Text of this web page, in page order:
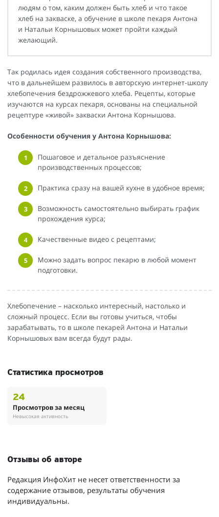
людям о том, каким должен быть хлеб и что такое
хлеб на закваске, а обучение в школе пекаря Антона
и Натальи Корнышовых может пройти каждый
желающий.
Так родилась идея создания собственного производства,
что в дальнейшем развилось в авторскую интернет-школу
хлебопечения бездрожжевого хлеба. Рецепты, которые
изучаются на курсах пекаря, основаны на специальной
рецептуре «живой» закваски Антона Корнышова.
Особенности обучения у Антона Корнышова:
Пошаговое и детальное разъяснение
производственных процессов;
Практика сразу на вашей кухне в удобное время;
Возможность самостоятельно выбирать график
прохождения курса;
Качественные видео с рецептами;
Можно задать вопрос пекарю в любой момент
подготовки.
Хлебопечение – насколько интересный, настолько и
сложный процесс. Если вы готовы учиться, чтобы
зарабатывать, то в школе пекарей Антона и Натальи
Корнышовых вам всегда будут рады.
Статистика просмотров
24
Просмотров за месяц
Невысокая активность
Отзывы об авторе
Редакция ИнфоХит не несет ответственности за
содержание отзывов, результаты обучения
индивидуальны.